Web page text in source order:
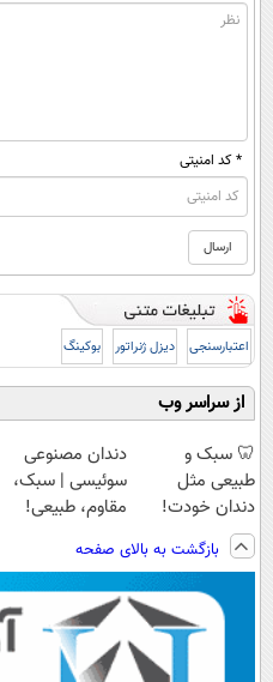
* کد امنیتی
اعتبارسنجی دیزل ژنراتور بوکینگ
از سراسر وب
🦷 سبک و
طبیعی مثل
دندان خودت!
نصب آسان و
پرداخت اقساطی
💳 📍 تهران
دندان مصنوعی
سوئیسی | سبک،
مقاوم، طبیعی!
رایگان+پرداخت
اقساطی😍
بازگشت به بالای صفحه